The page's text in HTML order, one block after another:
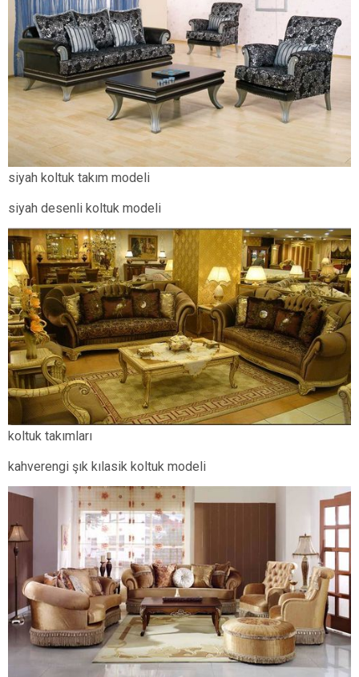
siyah koltuk takım modeli
siyah desenli koltuk modeli
koltuk takımları
kahverengi şık kılasik koltuk modeli